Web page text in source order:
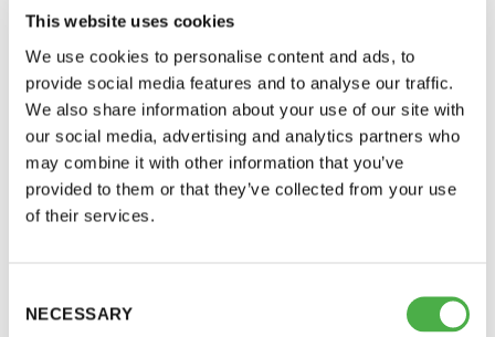
This website uses cookies
We use cookies to personalise content and ads, to
provide social media features and to analyse our traffic.
We also share information about your use of our site with
our social media, advertising and analytics partners who
may combine it with other information that you’ve
provided to them or that they’ve collected from your use
of their services.
Selection
NECESSARY
sekä kahvila- että saunatoiminta ovat molemmat
ALV-velvollisia. Kahvilanpidon ottaminen seuran
omaan hoitoon on seuralle etu, koska seura voi
lisäksi vähentää kaikista kahvilan ruoka-, kiinteistö-
ja laitekuluista ALV:n.
Seura on yleishyödyllinen ja voittoa
tavoittelematon yhdistys, joten sen ei tarvitse
Kahvilasopimuksen irtisanomisen perusteet ja sen